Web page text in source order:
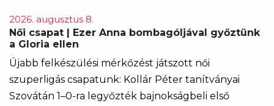
2026. augusztus 8.
Női csapat | Ezer Anna bombagóljával győztünk
a Gloria ellen
Újabb felkészülési mérkőzést játszott női
szuperligás csapatunk: Kollár Péter tanítványai
Szovátán 1–0-ra legyőzték bajnokságbeli első